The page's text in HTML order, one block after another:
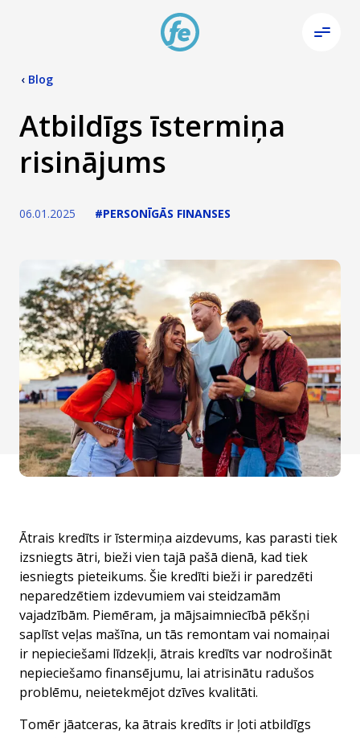
‹ Blog
Atbildīgs īstermiņa
risinājums
06.01.2025 #PERSONĪGĀS FINANSES
Ātrais kredīts ir īstermiņa aizdevums, kas parasti tiek
izsniegts ātri, bieži vien tajā pašā dienā, kad tiek
iesniegts pieteikums. Šie kredīti bieži ir paredzēti
neparedzētiem izdevumiem vai steidzamām
vajadzībām. Piemēram, ja mājsaimniecībā pēkšņi
saplīst veļas mašīna, un tās remontam vai nomaiņai
ir nepieciešami līdzekļi, ātrais kredīts var nodrošināt
nepieciešamo finansējumu, lai atrisinātu radušos
problēmu, neietekmējot dzīves kvalitāti.
Tomēr jāatceras, ka ātrais kredīts ir ļoti atbildīgs